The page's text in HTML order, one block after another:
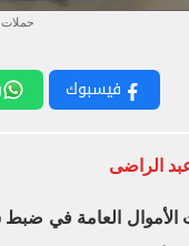
حملات
فيسبوك
الراضى
العامة في ضبط